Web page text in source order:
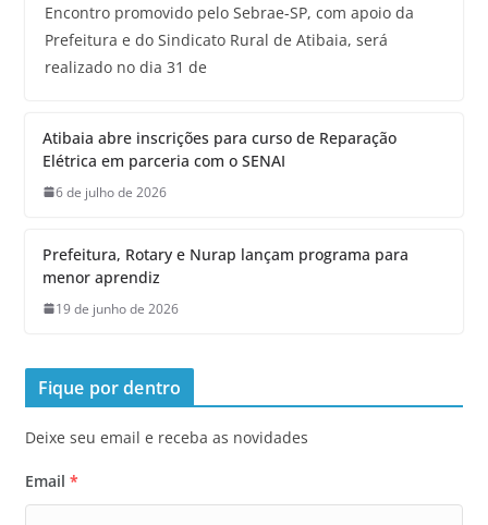
Encontro promovido pelo Sebrae-SP, com apoio da
Prefeitura e do Sindicato Rural de Atibaia, será
realizado no dia 31 de
Atibaia abre inscrições para curso de Reparação
Elétrica em parceria com o SENAI
6 de julho de 2026
Prefeitura, Rotary e Nurap lançam programa para
menor aprendiz
19 de junho de 2026
Fique por dentro
Deixe seu email e receba as novidades
Email *